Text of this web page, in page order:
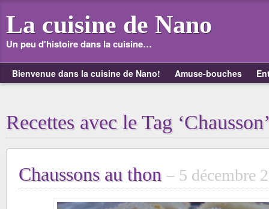
La cuisine de Nano
Un peu d'histoire dans la cuisine…
Bienvenue dans la cuisine de Nano! Amuse-bouches
Recettes avec le Tag
Chaussons au thon 5 décembre